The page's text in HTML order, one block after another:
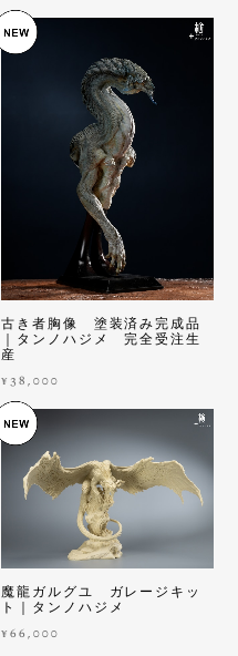
古き者胸像 塗装済み完成品
｜タンノハジメ 完全受注生
産
¥38,000
魔龍ガルグユ ガレージキッ
ト｜タンノハジメ
¥66,000